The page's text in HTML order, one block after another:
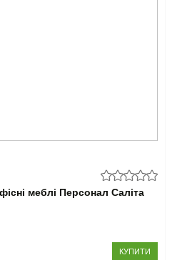
меблі Персонал Саліта
КУПИТИ